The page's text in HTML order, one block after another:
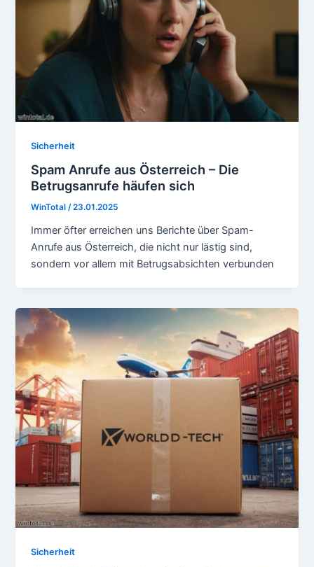
Sicherheit
Spam Anrufe aus Österreich – Die
Betrugsanrufe häufen sich
WinTotal/23.01.2025
Immer öfter erreichen uns Berichte über Spam-
Anrufe aus Österreich, die nicht nur lästig sind,
sondern vor allem mit Betrugsabsichten verbunden
Sicherheit